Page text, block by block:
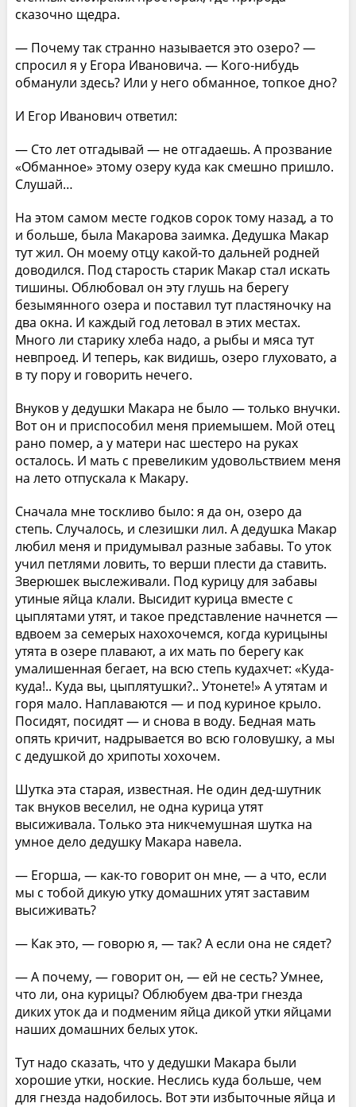
сказочно щедра.
— Почему так странно называется это озеро? —
спросил я у Егора Ивановича. — Кого-нибудь
обманули здесь? Или у него обманное, топкое дно?
И Егор Иванович ответил:
— Сто лет отгадывай — не отгадаешь. А прозвание
«Обманное» этому озеру куда как смешно пришло.
Слушай…
На этом самом месте годков сорок тому назад, а то
и больше, была Макарова заимка. Дедушка Макар
тут жил. Он моему отцу какой-то дальней родней
доводился. Под старость старик Макар стал искать
тишины. Облюбовал он эту глушь на берегу
безымянного озера и поставил тут пластяночку на
два окна. И каждый год летовал в этих местах.
Много ли старику хлеба надо, а рыбы и мяса тут
невпроед. И теперь, как видишь, озеро глуховато, а
в ту пору и говорить нечего.
Внуков у дедушки Макара не было — только внучки.
Вот он и приспособил меня приемышем. Мой отец
рано помер, а у матери нас шестеро на руках
осталось. И мать с превеликим удовольствием меня
на лето отпускала к Макару.
Сначала мне тоскливо было: я да он, озеро да
степь. Случалось, и слезишки лил. А дедушка Макар
любил меня и придумывал разные забавы. То уток
учил петлями ловить, то верши плести да ставить.
Зверюшек выслеживали. Под курицу для забавы
утиные яйца клали. Высидит курица вместе с
цыплятами утят, и такое представление начнется —
вдвоем за семерых нахохочемся, когда курицыны
утята в озере плавают, а их мать по берегу как
умалишенная бегает, на всю степь кудахчет: «Куда-
куда!.. Куда вы, цыплятушки?.. Утонете!» А утятам и
горя мало. Наплаваются — и под куриное крыло.
Посидят, посидят — и снова в воду. Бедная мать
опять кричит, надрывается во всю головушку, а мы
с дедушкой до хрипоты хохочем.
Шутка эта старая, известная. Не один дед-шутник
так внуков веселил, не одна курица утят
высиживала. Только эта никчемушная шутка на
умное дело дедушку Макара навела.
— Егорша, — как-то говорит он мне, — а что, если
мы с тобой дикую утку домашних утят заставим
высиживать?
— Как это, — говорю я, — так? А если она не сядет?
— А почему, — говорит он, — ей не сесть? Умнее,
что ли, она курицы? Облюбуем два-три гнезда
диких уток да и подменим яйца дикой утки яйцами
наших домашних белых уток.
Тут надо сказать, что у дедушки Макара были
хорошие утки, ноские. Неслись куда больше, чем
для гнезда надобилось. Вот эти избыточные яйца и